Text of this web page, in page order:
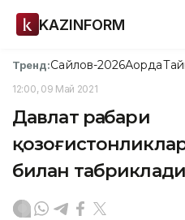
KAZINFORM
Тренд:Сайлов-2026Ақорда
12:00, 09 Май 2021
Давлат раҳбари
билан табриклади